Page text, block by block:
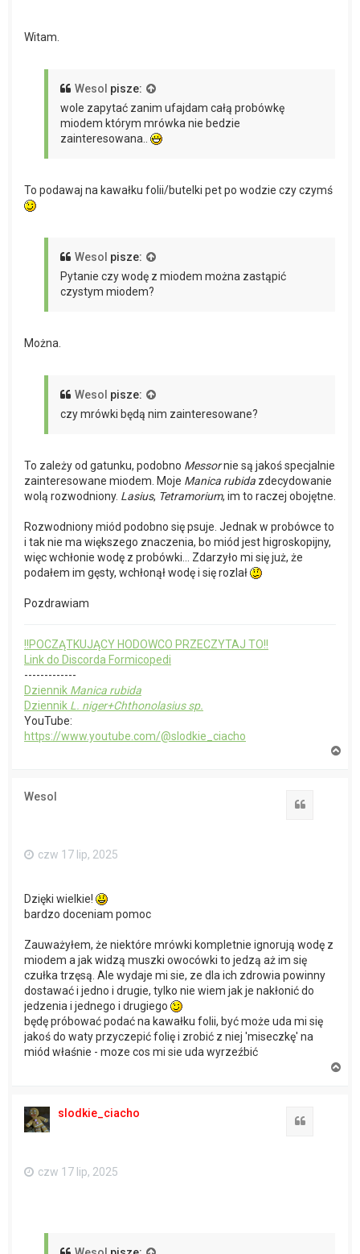
Witam.
Wesol pisze:
wole zapytać zanim ufajdam całą probówkę
miodem którym mrówka nie bedzie
zainteresowana..
To podawaj na kawałku folii/butelki pet po wodzie czy czymś
Wesol pisze:
Pytanie czy wodę z miodem można zastąpić
czystym miodem?
Można.
Wesol pisze:
czy mrówki będą nim zainteresowane?
To zależy od gatunku, podobno Messornie są jakoś specjalnie
zainteresowane miodem. Moje Manica rubida zdecydowanie
wolą rozwodniony. Lasius, Tetramorium, im to raczej obojętne.
Rozwodniony miód podobno się psuje. Jednak w probówce to
i tak nie ma większego znaczenia, bo miód jest higroskopijny,
więc wchłonie wodę z probówki... Zdarzyło mi się już, że
podałem im gęsty, wchłonął wodę i się rozlał
Pozdrawiam
!!POCZĄTKUJĄCY HODOWCO PRZECZYTAJ TO!!
Link do Discorda Formicopedi
-------------
Dziennik Manica rubida
Dziennik L. niger+Chthonolasius sp.
YouTube:
https://www.youtube.com/@slodkie_ciacho
Wesol
czw 17 lip, 2025
Dzięki wielkie!
bardzo doceniam pomoc
Zauważyłem, że niektóre mrówki kompletnie ignorują wodę z
miodem a jak widzą muszki owocówki to jedzą aż im się
czułka trzęsą. Ale wydaje mi sie, ze dla ich zdrowia powinny
dostawać i jedno i drugie, tylko nie wiem jak je nakłonić do
jedzenia i jednego i drugiego
będę próbować podać na kawałku folii, być może uda mi się
jakoś do waty przyczepić folię i zrobić z niej 'miseczkę' na
miód właśnie - moze cos mi sie uda wyrzeźbić
slodkie_ciacho
czw 17 lip, 2025